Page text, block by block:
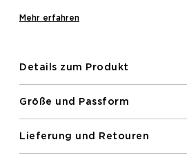
Details die Sichtbarkeit erhöhen.
Mehr erfahren
Details zum Produkt
Größe und Passform
Lieferung und Retouren